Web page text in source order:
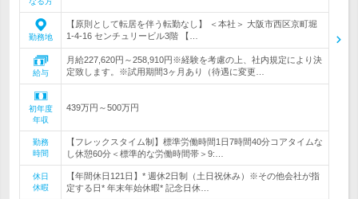
勤務地
【原則として転居を伴う転勤なし】 ＜本社＞ 大阪市西区京町堀
1-4-16 センチュリービル3階 【…
給与
月給227,620円～258,910円※経験を考慮の上、社内規定により決
定致します。※試用期間3ヶ月あり（待遇に変更…
初年度
年収
439万円～500万円
勤務
時間
【フレックスタイム制】標準労働時間1日7時間40分コアタイムな
し休憩60分＜標準的な労働時間帯＞9:…
休日
休暇
【年間休日121日】* 週休2日制（土日祝休み）※その他会社が指
定する日* 年末年始休暇* 記念日休…